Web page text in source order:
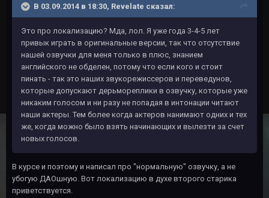
В 03.09.2014 в 18:30, Revelate сказал:
Это про локализацию? Мда, лол. Я уже года 3-4-5 лет
привык играть в оригинальные версии, так что отсутствие
нашей озвучки для меня только в плюс, знанием
английского не обделен, потому что если кого и стоит
пинать - так это наших звукорежиссеров и переведунов,
которые допускают дерьмореплики в озвучку, которые уже
никаким голосом и ни разу не попадая в интонации читают
наши актеры. Тем более когда актеров нанимают одних и тех
же, когда можно было взять начинающих и вылезти за счет
новых голосов.
В курсе и поэтому и написал про "нормальную" озвучку, а не
убогую ДАОшную. Вот локализацию в духе второго старика
приветствуется.